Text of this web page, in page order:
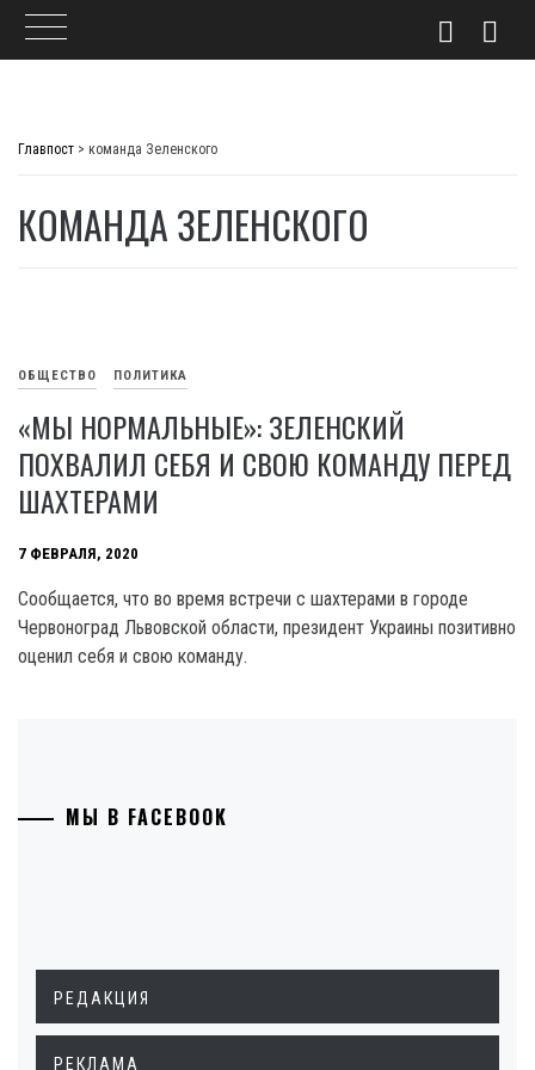
Главпост > команда Зеленского
КОМАНДА ЗЕЛЕНСКОГО
ОБЩЕСТВО ПОЛИТИКА
«МЫ НОРМАЛЬНЫЕ»: ЗЕЛЕНСКИЙ
ПОХВАЛИЛ СЕБЯ И СВОЮ КОМАНДУ ПЕРЕД
ШАХТЕРАМИ
7 ФЕВРАЛЯ, 2020
Сообщается, что во время встречи с шахтерами в городе
Червоноград Львовской области, президент Украины позитивно
оценил себя и свою команду.
МЫ В FACEBOOK
РЕДАКЦИЯ
РЕКЛАМА